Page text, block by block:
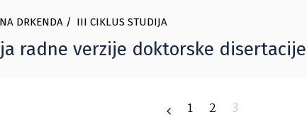
DRKENDA III CIKLUS STUDIJA
radne verzije doktorske
1 2 3